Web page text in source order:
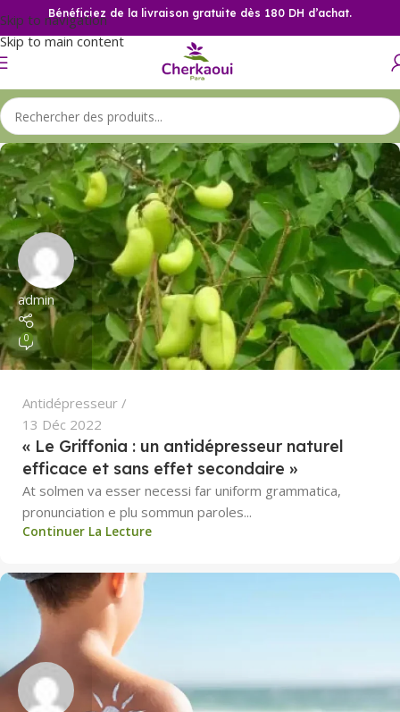
Skip to navigation
Skip to main content
Bénéficiez de la livraison gratuite dès 180 DH d’achat.
admin
0
Antidépresseur
13 Déc 2022
« Le Griffonia : un antidépresseur naturel
efficace et sans effet secondaire »
At solmen va esser necessi far uniform grammatica,
pronunciation e plu sommun paroles...
Continuer La Lecture